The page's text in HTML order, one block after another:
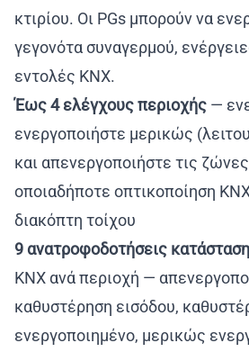
κτιρίου. Οι PGs μπορούν να
γεγονότα συναγερμού,
εντολές KNX.
Έως 4 ελέγχους περιοχής —
ενεργοποιήστε μερικώς
και απενεργοποιήστε τις
οποιαδήποτε οπτικοποίηση
διακόπτη τοίχου
9 ανατροφοδοτήσεις
KNX ανά περιοχή —
καθυστέρηση εισόδου,
ενεργοποιημένο, μερικώς